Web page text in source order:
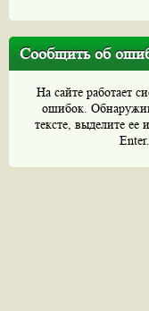
Сообщить об
На сайте работает
ошибок.
тексте, выделите
Enter.